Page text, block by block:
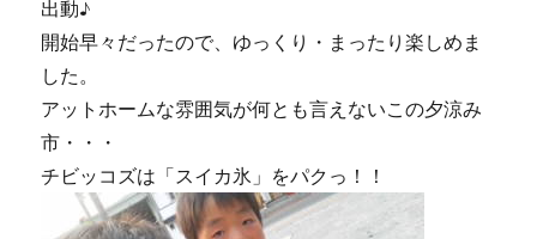
出動♪
開始早々だったので、ゆっくり・まったり楽しめま
した。
アットホームな雰囲気が何とも言えないこの夕涼み
市・・・
チビッコズは「スイカ氷」をパクっ！！